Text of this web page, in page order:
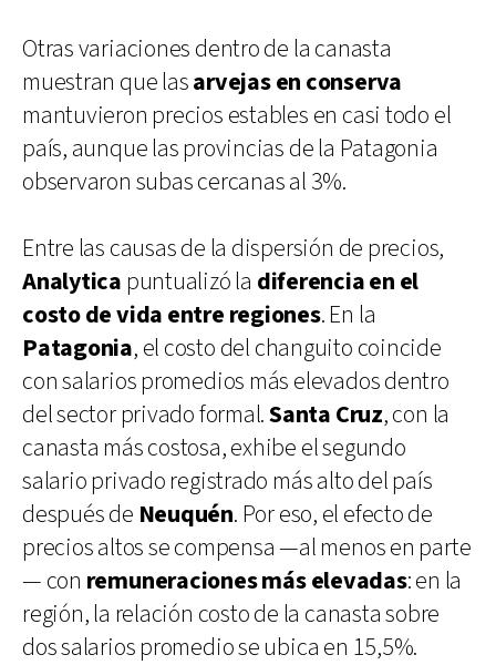
Otras variaciones dentro de la canasta
muestran que lasarvejas en conserva
mantuvieron precios estables en casi todo el
país, aunque las provincias de la Patagonia
observaron subas cercanas al 3%.
Entre las causas de la dispersión de precios,
Analytica puntualizó la diferencia en el
costo de vida entre regiones. En la
Patagonia, el costo del changuito coincide
con salarios promedios más elevados dentro
del sector privado formal.Santa Cruz, con la
canasta más costosa, exhibe el segundo
salario privado registrado más alto del país
después de Neuquén. Por eso, el efecto de
precios altos se compensa —al menos en parte
— con remuneraciones más elevadas: en la
región, la relación costo de la canasta sobre
dos salarios promedio se ubica en 15,5%.